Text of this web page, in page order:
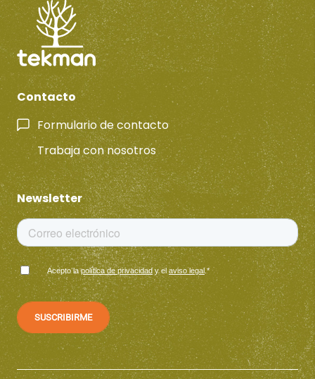
Contacto
Formulario de contacto
Trabaja con nosotros
Newsletter
Acepto lapolítica de privacidady el aviso legal.*